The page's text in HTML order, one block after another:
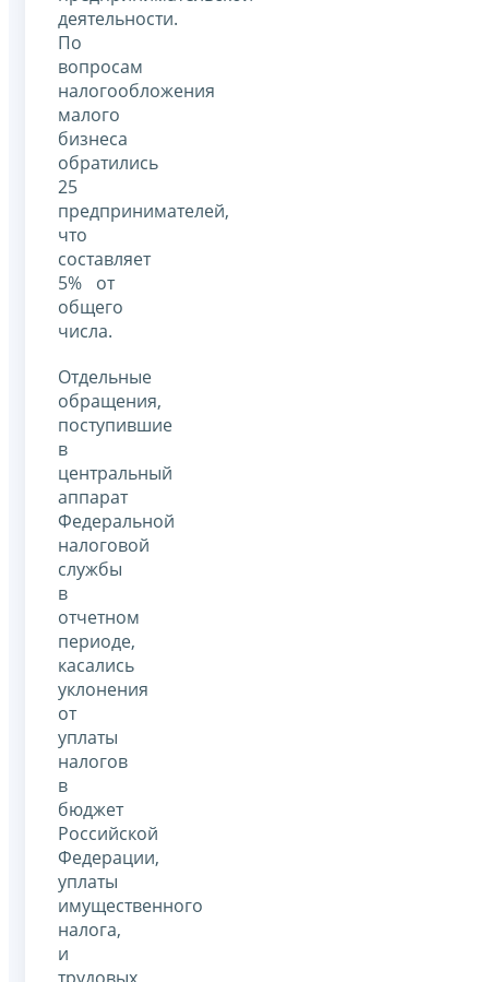
деятельности.
По
вопросам
налогообложения
малого
бизнеса
обратились
25
предпринимателей,
что
составляет
5% от
общего
числа.
Отдельные
обращения,
поступившие
в
центральный
аппарат
Федеральной
налоговой
службы
в
отчетном
периоде,
касались
уклонения
от
уплаты
налогов
в
бюджет
Российской
Федерации,
уплаты
имущественного
налога,
и